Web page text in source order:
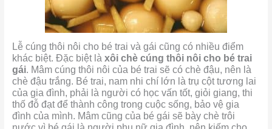
Lễ cúng thôi nôi cho bé trai và gái cũng có nhiều điểm
khác biệt. Đặc biệt là xôi chè cúng thôi nôi cho bé trai
gái. Mâm cúng thôi nôi của bé trai sẽ có chè đậu, nên là
chè đậu trắng. Bé trai, nam nhi chí lớn là trụ cột tương lai
của gia đình, phải là người có học vấn tốt, giỏi giang, thi
thố đỗ đạt để thành công trong cuộc sống, bảo vệ gia
đình của mình. Mâm cũng của bé gái sẽ bày chè trôi